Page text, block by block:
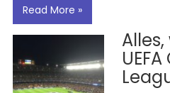
Read More »